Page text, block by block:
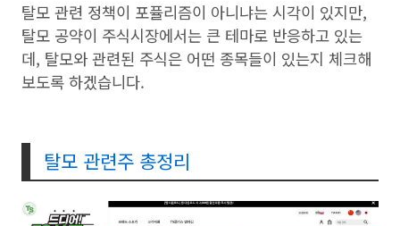
탈모 관련 정책이 포퓰리즘이 아니냐는 시각이 있지만,
탈모 공약이 주식시장에서는 큰 테마로 반응하고 있는
데, 탈모와 관련된 주식은 어떤 종목들이 있는지 체크해
보도록 하겠습니다.
탈모 관련주 총정리